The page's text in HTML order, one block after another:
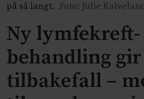
på så langt. Foto: Julie
Ny lymfekreft-
behandling
tilbakefall –